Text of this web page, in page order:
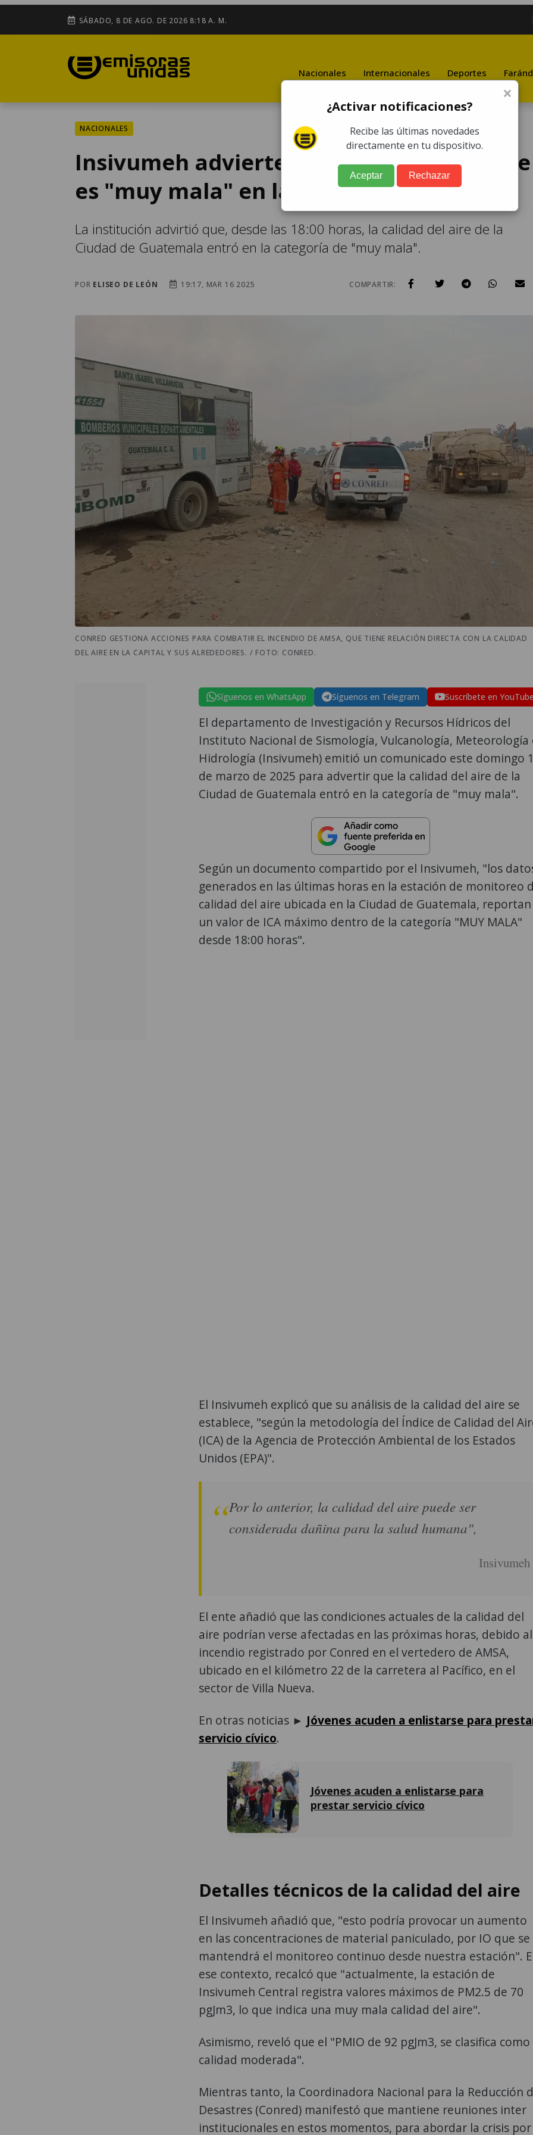
SÁBADO, 8 DE AGO. DE 2026 8:18 A. M.
Nacionales Internacionales Deportes
NACIONALES
Insivumeh advierte que la calidad del aire
es "muy mala" en la capital
La institución advirtió que, desde las 18:00 horas, la calidad del aire de la
Ciudad de Guatemala entró en la categoría de "muy mala".
POR ELISEO DE LEÓN 19:17, MAR 16 2025 COMPARTIR:
CONRED GESTIONA ACCIONES PARA COMBATIR EL INCENDIO DE AMSA, QUE TIENE RELACIÓN DIRECTA CON LA CALIDAD
DEL AIRE EN LA CAPITAL Y SUS ALREDEDORES. / FOTO: CONRED.
Síguenos en WhatsApp Síguenos en Telegram Suscríbete en
El departamento de Investigación y Recursos Hídricos del
Instituto Nacional de Sismología, Vulcanología, Meteorología
Hidrología (Insivumeh) emitió un comunicado este domingo
de marzo de 2025 para advertir que la calidad del aire de la
Ciudad de Guatemala entró en la categoría de "muy mala".
Según un documento compartido por el Insivumeh, "los
generados en las últimas horas en la estación de monitoreo
calidad del aire ubicada en la Ciudad de Guatemala, reportan
un valor de ICA máximo dentro de la categoría "MUY MALA"
desde 18:00 horas".
El Insivumeh explicó que su análisis de la calidad del aire se
establece, "según la metodología del Índice de Calidad del
(ICA) de la Agencia de Protección Ambiental de los Estados
Unidos (EPA)".
Por lo anterior, la calidad del aire puede ser
considerada dañina para la salud humana",
Insivumeh
El ente añadió que las condiciones actuales de la calidad del
aire podrían verse afectadas en las próximas horas, debido al
incendio registrado por Conred en el vertedero de AMSA,
ubicado en el kilómetro 22 de la carretera al Pacífico, en el
sector de Villa Nueva.
En otras noticias ► Jóvenes acuden a enlistarse para
servicio cívico.
Jóvenes acuden a enlistarse para
prestar servicio cívico
Detalles técnicos de la calidad del aire
El Insivumeh añadió que, "esto podría provocar un aumento
en las concentraciones de material paniculado, por IO que se
mantendrá el monitoreo continuo desde nuestra estación".
ese contexto, recalcó que "actualmente, la estación de
Insivumeh Central registra valores máximos de PM2.5 de 70
pgJm3, lo que indica una muy mala calidad del aire".
Asimismo, reveló que el "PMIO de 92 pgJm3, se clasifica como
calidad moderada".
Mientras tanto, la Coordinadora Nacional para la Reducción
Desastres (Conred) manifestó que mantiene reuniones inter
institucionales en estos momentos, para abordar la crisis por
×
¿Activar notificaciones?
Recibe las últimas novedades
directamente en tu dispositivo.
Aceptar Rechazar